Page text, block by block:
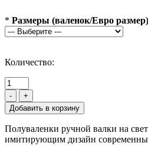
* Размеры (валенок/Евро
Количество:
- +
Полуваленки ручной валки на
имитирующим дизайн